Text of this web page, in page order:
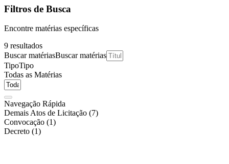
Filtros de Busca
Encontre matérias específicas
9 resultados
Buscar matériasBuscar matérias
TipoTipo
Todas as Matérias
Navegação Rápida
Demais Atos de Licitação (7)
Convocação (1)
Decreto (1)